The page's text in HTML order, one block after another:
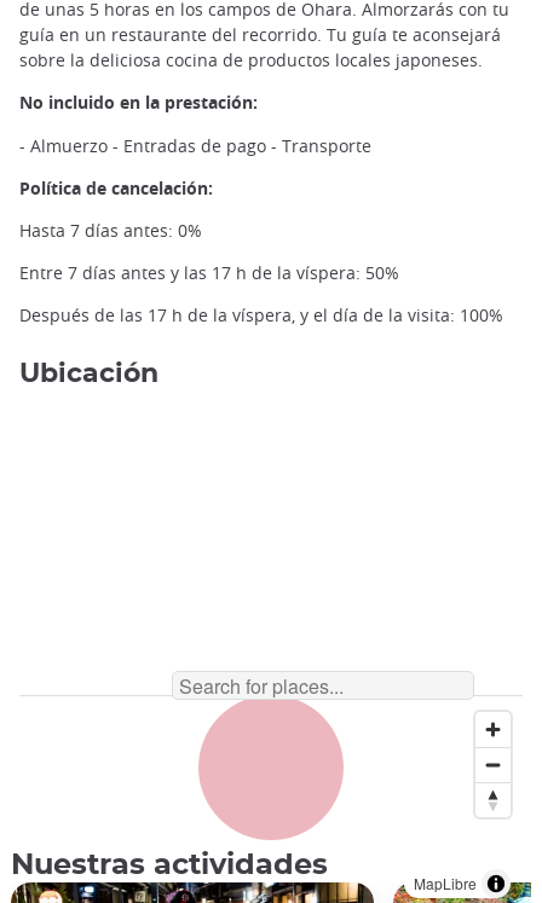
de unas 5 horas en los campos de Ohara. Almorzarás con tu
guía en un restaurante del recorrido. Tu guía te aconsejará
sobre la deliciosa cocina de productos locales japoneses.
No incluido en la prestación:
- Almuerzo - Entradas de pago - Transporte
Política de cancelación:
Hasta 7 días antes: 0%
Entre 7 días antes y las 17 h de la víspera: 50%
Después de las 17 h de la víspera, y el día de la visita: 100%
Ubicación
MapLibre
Nuestras actividades